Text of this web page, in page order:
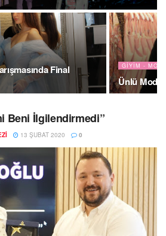
Final
GIYIM -
Ünlü
Beni İlgilendirmedi”
13 ŞUBAT 2020 0